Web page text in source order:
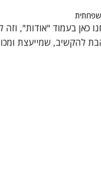
כאן בעמוד "אודות",
להקשיב, שמייעצת